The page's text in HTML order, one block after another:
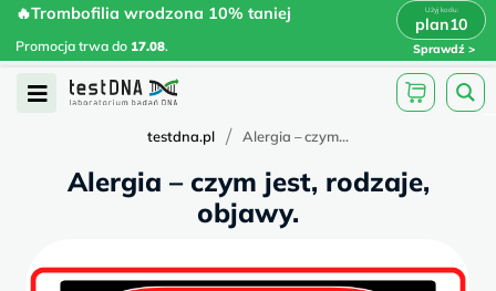
Skip
content
🔥Trombofilia wrodzona 10% taniej
Promocja trwa do 17.08.
plan10
Sprawdź
🔥Trombofilia wrodzona 10% taniej
plan10 x
Open
testdna.pl / Alergia – czym...
Alergia – czym jest, rodzaje,
objawy.